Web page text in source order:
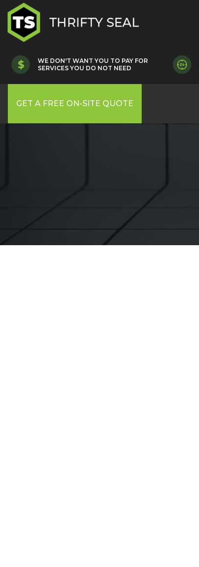
WE DON'T WANT YOU TO PAY FOR
SERVICES YOU DO NOT NEED
GET A FREE ON-SITE QUOTE